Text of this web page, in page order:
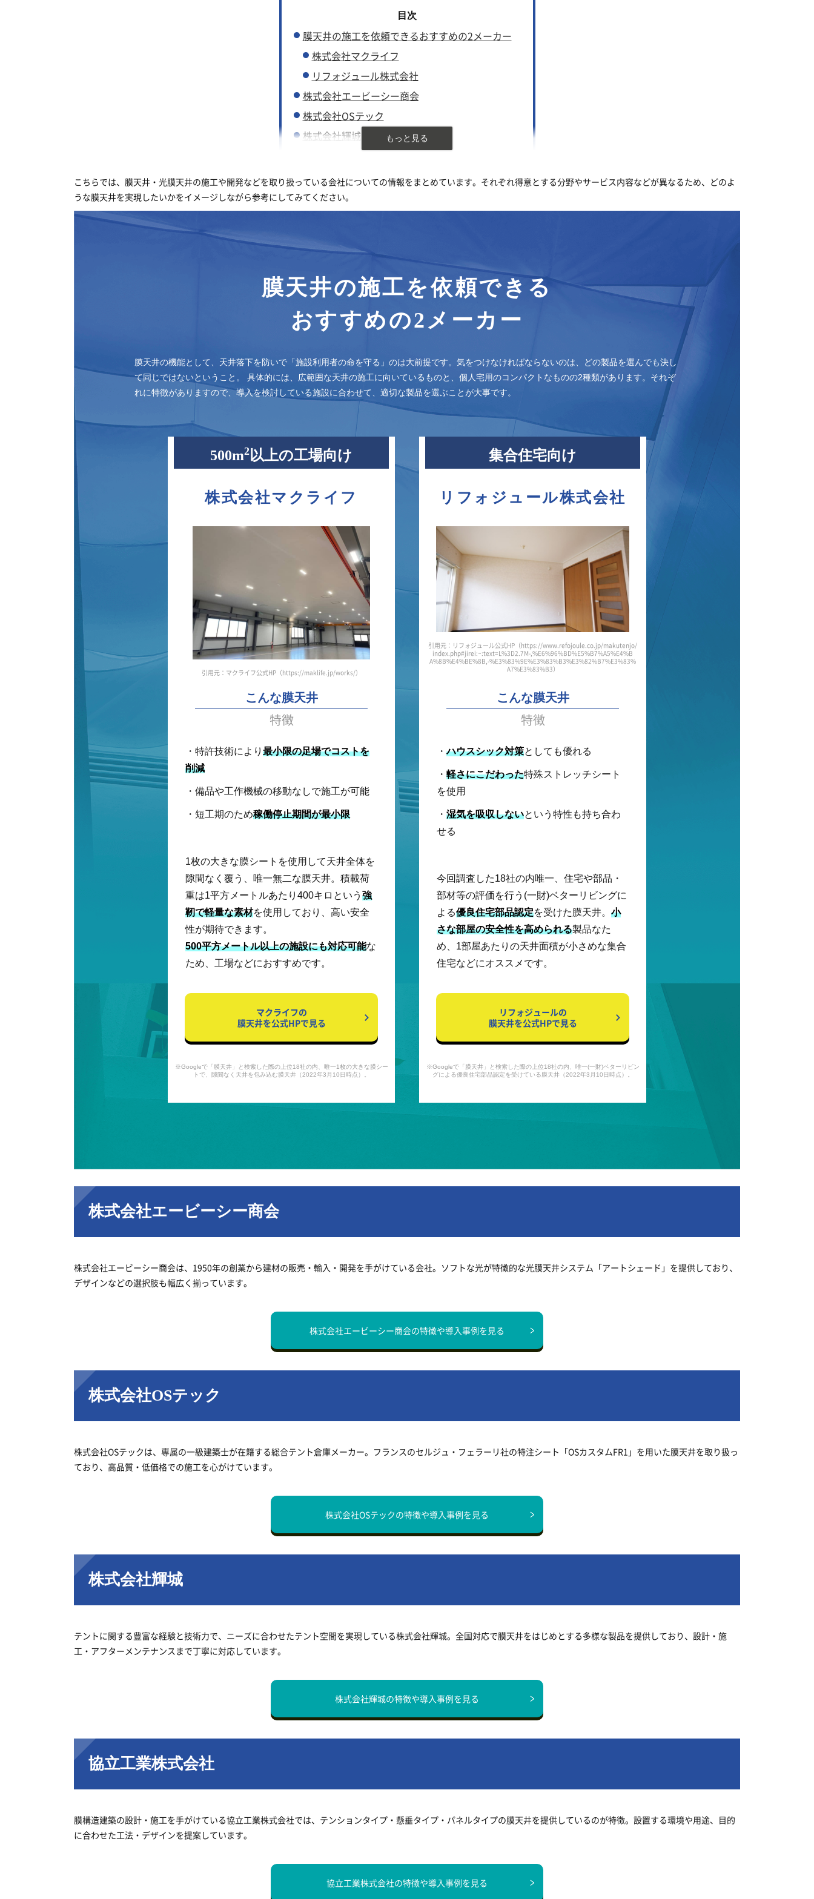
膜天井の施工を依頼できるおすすめの2メーカー
株式会社マクライフ
リフォジュール株式会社
株式会社エービーシー商会
株式会社OSテック
株式会社輝城
協立工業株式会社
株式会社SEED
太陽工業株式会社
株式会社高天
トップライズ株式会社
株式会社トニー
株式会社姫路テント
平岡織染株式会社
株式会社マクライフ
株式会社マルヤマキャンバス
八木鋼材株式会社
山口産業株式会社
株式会社夢工房
リフォジュール株式会社
株式会社京浜テック
大嘉産業株式会社
有限会社ファインアートかわばた
株式会社キャンピオ辻万
第一テント商会
TMトミオカ株式会社
株式会社もちひこ
日東紡績株式会社
大成建設株式会社
清水建設株式会社
株式会社ムロタニ
株式会社丸八テント商会
アール建材ラボ合同会社
日本総合住生活株式会社
株式会社スカイブルー
クラレプラスチックス株式会社
染野製作所
帝人フロンティア株式会社
菊池シート工業株式会社
中興化成工業株式会社
株式会社オクジュー
こちらでは、膜天井・光膜天井の施工や開発などを取り扱っている会社についての情報をまとめています。それぞれ得意とする分野やサービス内容などが異なるため、どのよ
うな膜天井を実現したいかをイメージしながら参考にしてみてください。
膜天井の施工を依頼できる
おすすめの2メーカー
膜天井の機能として、天井落下を防いで「施設利用者の命を守る」のは大前提です。気をつけなければならないのは、どの製品を選んでも決し
て同じではないということ。 具体的には、広範囲な天井の施工に向いているものと、個人宅用のコンパクトなものの2種類があります。それぞ
れに特徴がありますので、導入を検討している施設に合わせて、適切な製品を選ぶことが大事です。
500m2 以上の工場向け
株式会社マクライフ
引用元：マクライフ公式HP（https://maklife.jp/works/）
こんな膜天井
特徴
・特許技術により 最小限の足場でコストを
削減
・備品や工作機械の移動なしで施工が可能
・短工期のため稼働停止期間が最小限
1枚の大きな膜シートを使用して天井全体を
隙間なく覆う、唯一無二な膜天井。積載荷
重は1平方メートルあたり400キロという 強
靭で軽量な素材を使用しており、高い安全
性が期待できます。
500平方メートル以上の施設にも対応可能な
ため、工場などにおすすめです。
マクライフの
膜天井を公式HPで見る
※Googleで「膜天井」と検索した際の上位18社の内、唯一1枚の大きな膜シー
トで、隙間なく天井を包み込む膜天井（2022年3月10日時点）。
集合住宅向け
リフォジュール株式会社
引用元：リフォジュール公式HP （https://www.refojoule.co.jp/makutenjo/
index.php#jirei:~:text=L%3D2.7M-,%E6%96%BD%E5%B7%A5%E4%B
A%8B%E4%BE%8B,-%E3%83%9E%E3%83%B3%E3%82%B7%E3%83%
A7%E3%83%B3）
こんな膜天井
特徴
・ハウスシック対策としても優れる
・ 軽さにこだわった特殊ストレッチシート
を使用
・ 湿気を吸収しないという特性も持ち合わ
せる
今回調査した18社の内唯一、住宅や部品・
部材等の評価を行う(一財)ベターリビングに
よる優良住宅部品認定を受けた膜天井。 小
さな部屋の安全性を高められる製品なた
め、1部屋あたりの天井面積が小さめな集合
住宅などにオススメです。
リフォジュールの
膜天井を公式HPで見る
※Googleで「膜天井」と検索した際の上位18社の内、唯一(一財)ベターリビン
グによる優良住宅部品認定を受けている膜天井（2022年3月10日時点）。
株式会社エービーシー商会
株式会社エービーシー商会は、1950年の創業から建材の販売・輸入・開発を手がけている会社。ソフトな光が特徴的な光膜天井システム「アートシェード」を提供しており、
デザインなどの選択肢も幅広く揃っています。
株式会社エービーシー商会の特徴や導入事例を見る
株式会社OSテック
株式会社OSテックは、専属の一級建築士が在籍する総合テント倉庫メーカー。フランスのセルジュ・フェラーリ社の特注シート「OSカスタムFR1」を用いた膜天井を取り扱っ
ており、高品質・低価格での施工を心がけています。
株式会社OSテックの特徴や導入事例を見る
株式会社輝城
テントに関する豊富な経験と技術力で、ニーズに合わせたテント空間を実現している株式会社輝城。全国対応で膜天井をはじめとする多様な製品を提供しており、設計・施
工・アフターメンテナンスまで丁寧に対応しています。
株式会社輝城の特徴や導入事例を見る
協立工業株式会社
膜構造建築の設計・施工を手がけている協立工業株式会社では、テンションタイプ・懸垂タイプ・パネルタイプの膜天井を提供しているのが特徴。設置する環境や用途、目的
に合わせた工法・デザインを提案しています。
協立工業株式会社の特徴や導入事例を見る